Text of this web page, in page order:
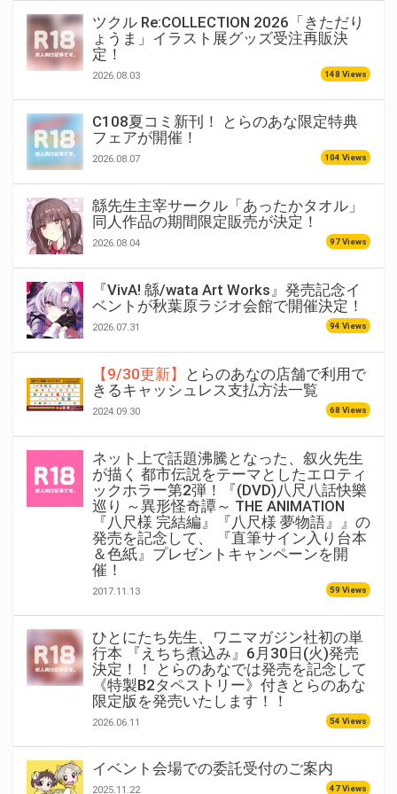
ツクル Re:COLLECTION 2026「きただり
ょうま」イラスト展グッズ受注再販決
定！
2026.08.03 148 Views
C108夏コミ新刊！ とらのあな限定特典
フェアが開催！
2026.08.07 104 Views
緜先生主宰サークル「あったかタオル」
同人作品の期間限定販売が決定！
2026.08.04 97 Views
『VivA! 緜/wata Art Works』発売記念イ
ベントが秋葉原ラジオ会館で開催決定！
2026.07.31 94 Views
【9/30更新】
とらのあなの店舗で利用で
きるキャッシュレス支払方法一覧
2024.09.30 68 Views
ネット上で話題沸騰となった、叙火先生
が描く 都市伝説をテーマとしたエロティ
ックホラー第2弾！『(DVD)八尺八話快樂
巡り ～異形怪奇譚～ THE ANIMATION
『八尺様 完結編』『八尺様 夢物語』』の
発売を記念して、 『直筆サイン入り台本
＆色紙』プレゼントキャンペーンを開
催！
2017.11.13 59 Views
ひとにたち先生、ワニマガジン社初の単
行本 『えちち煮込み』6月30日(火)発売
決定！！ とらのあなでは発売を記念して
《特製B2タペストリー》付きとらのあな
限定版を発売いたします！！
2026.06.11 54 Views
イベント会場での委託受付のご案内
2025.11.22 47 Views